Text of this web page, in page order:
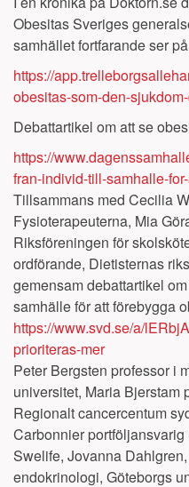
Obesitas Sveriges
samhället fortfarande ser
https://
obesitas-som-den-
Debattartikel om att se
https://
fran-individ-till-samhalle-
Tillsammans med Cecilia
Fysioterapeuterna, Mia
Riksföreningen för
ordförande, Dietisternas
gemensam debattartikel
samhälle för att förebygga
https://www.svd.se/a/
prioriteras-mer
Peter Bergsten professor i
universitet, Maria Bjerstam
Regionalt cancercentum
Carbonnier
Swelife, Jovanna Dahlgren,
endokrinologi, Göteborgs